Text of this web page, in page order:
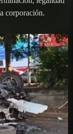
corporación.